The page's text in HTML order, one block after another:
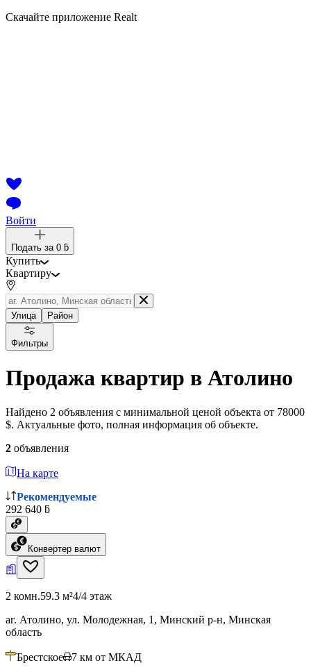
Скачайте приложение Realt
Войти
Подать за 0 ƃ
Купить
Квартиру
Улица Район
Фильтры
Продажа квартир в Атолино
Найдено 2 объявления с минимальной ценой объекта от 78000
$. Актуальные фото, полная информация об объекте.
2 объявления
На карте
Рекомендуемые
292 640 ƃ
Конвертер валют
2 комн.59.3 м²4/4 этаж
аг. Атолино, ул. Молодежная, 1, Минский р-н, Минская
область
Брестское 7 км от МКАД